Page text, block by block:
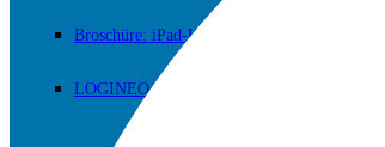
Broschüre: iPad-Klassen
LOGINEO NRW